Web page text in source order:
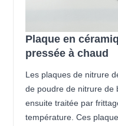
Plaque en
pressée à chaud
Les plaques de nitrure
de poudre de nitrure de
ensuite traitée par
température. Ces